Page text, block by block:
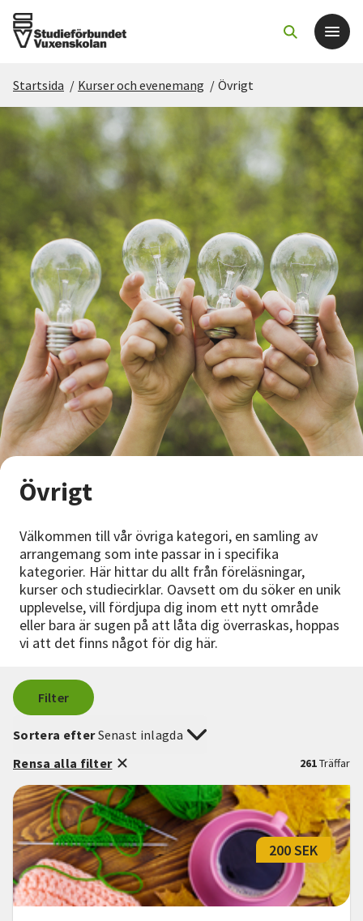
Det här gör vi
För dig som
Sök kurser och evenemang
Om SV
Starta studiecirkel
Cirkelledare
Nyheter
Avdelningar
Lyssna
Startsida / Kurser och evenemang / Övrigt
Övrigt
Välkommen till vår övriga kategori, en samling av
arrangemang som inte passar in i specifika
kategorier. Här hittar du allt från föreläsningar,
kurser och studiecirklar. Oavsett om du söker en unik
upplevelse, vill fördjupa dig inom ett nytt område
eller bara är sugen på att låta dig överraskas, hoppas
vi att det finns något för dig här.
Filter
261Träffar
Sortera efterSenast inlagda
Rensa alla filter
200 SEK